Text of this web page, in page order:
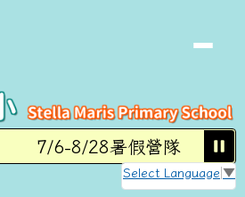
7/6-8/28暑假營隊 8/
Select Language ▼